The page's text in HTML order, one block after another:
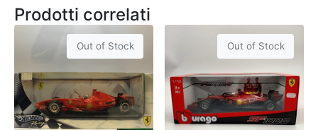
Prodotti correlati
Out of Stock Out of Stock